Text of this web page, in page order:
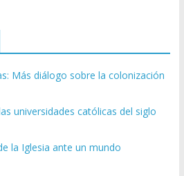
Más diálogo sobre la colonización
universidades católicas del siglo
la Iglesia ante un mundo